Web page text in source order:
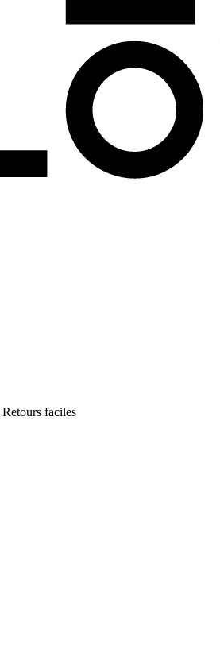
Retours faciles